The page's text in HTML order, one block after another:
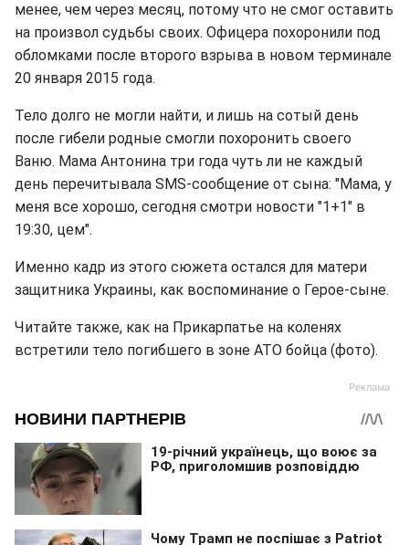
менее, чем через месяц, потому что не смог оставить
на произвол судьбы своих. Офицера похоронили под
обломками после второго взрыва в новом терминале
20 января 2015 года.
Тело долго не могли найти, и лишь на сотый день
после гибели родные смогли похоронить своего
Ваню. Мама Антонина три года чуть ли не каждый
день перечитывала SMS-сообщение от сына: "Мама, у
меня все хорошо, сегодня смотри новости "1+1" в
19:30, цем".
Именно кадр из этого сюжета остался для матери
защитника Украины, как воспоминание о Герое-сыне.
Читайте также, как на Прикарпатье на коленях
встретили тело погибшего в зоне АТО бойца (фото).